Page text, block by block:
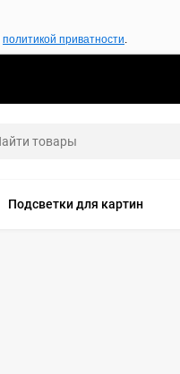
политикой приватности
Подсветки для картин